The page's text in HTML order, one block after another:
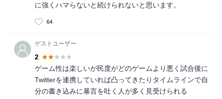
に強くハマらないと続けられないと思います。
64
ゲストユーザー
2
ゲーム性は楽しいが民度がどのゲームより悪く試合後に
Twitterを連携していれば凸ってきたりタイムラインで自
分の書き込みに暴言を吐く人が多く見受けられる